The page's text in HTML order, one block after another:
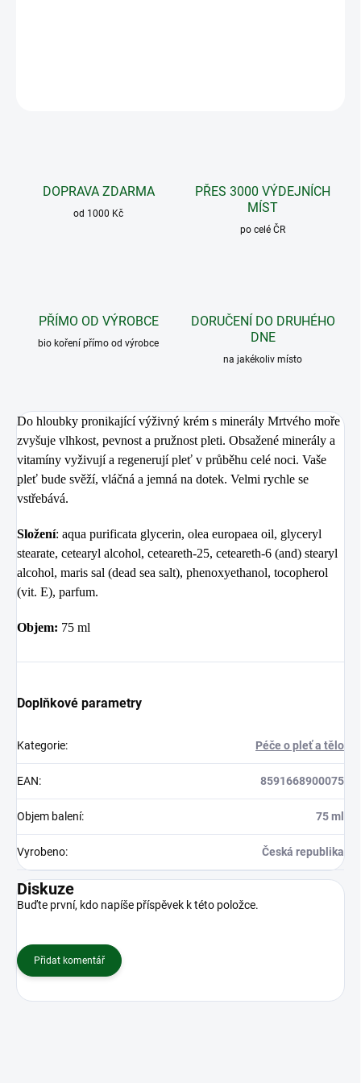
DOPRAVA ZDARMA
od 1000 Kč
PŘES 3000 VÝDEJNÍCH
MÍST
po celé ČR
PŘÍMO OD VÝROBCE
bio koření přímo od výrobce
DORUČENÍ DO DRUHÉHO
DNE
na jakékoliv místo
Do hloubky pronikající výživný krém s minerály Mrtvého moře
zvyšuje vlhkost, pevnost a pružnost pleti. Obsažené minerály a
vitamíny vyživují a regenerují pleť v průběhu celé noci. Vaše
pleť bude svěží, vláčná a jemná na dotek. Velmi rychle se
vstřebává.
Složení: aqua purificata glycerin, olea europaea oil, glyceryl
stearate, cetearyl alcohol, ceteareth-25, ceteareth-6 (and) stearyl
alcohol, maris sal (dead sea salt), phenoxyethanol, tocopherol
(vit. E), parfum.
Objem: 75 ml
Doplňkové parametry
Kategorie: Péče o pleť a tělo
EAN: 8591668900075
Objem balení: 75 ml
Vyrobeno: Česká republika
Diskuze
Buďte první, kdo napíše příspěvek k této položce.
Přidat komentář